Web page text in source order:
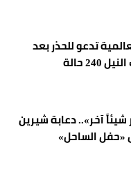
تدعو للحذر بعد
حالة
آخر».. دعابة شيرين
«حفل الساحل»